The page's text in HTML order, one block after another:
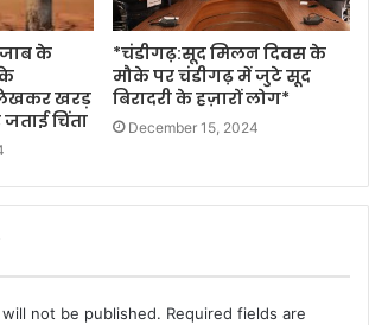
के
खरड़
चिंता
*चंडीगढ़:सूद मिलन दिवस के
मौके पर चंडीगढ़ में जुटे सूद
बिरादरी के हज़ारों लोग*
December 15, 2024
not be published. Required fields are